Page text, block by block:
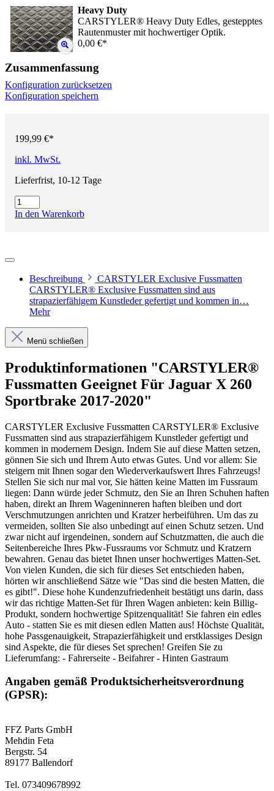
Heavy Duty
CARSTYLER® Heavy Duty Edles, gestepptes
Rautenmuster mit hochwertiger Optik.
0,00 €*
Zusammenfassung
Konfiguration zurücksetzen
Konfiguration speichern
199,99 €*
inkl. MwSt.
Lieferfrist, 10-12 Tage
In den Warenkorb
Beschreibung
CARSTYLER Exclusive Fussmatten
CARSTYLER® Exclusive Fussmatten sind aus
strapazierfähigem Kunstleder gefertigt und kommen in…
Mehr
Menü schließen
Produktinformationen "CARSTYLER®
Fussmatten Geeignet Für Jaguar X 260
Sportbrake 2017-2020"
CARSTYLER Exclusive Fussmatten CARSTYLER® Exclusive
Fussmatten sind aus strapazierfähigem Kunstleder gefertigt und
kommen in modernem Design. Indem Sie auf diese Matten setzen,
gönnen Sie sich und Ihrem Auto etwas Gutes. Und vor allem: Sie
steigern mit Ihnen sogar den Wiederverkaufswert Ihres Fahrzeugs!
Stellen Sie sich nur mal vor, Sie hätten keine Matten im Fussraum
liegen: Dann würde jeder Schmutz, den Sie an Ihren Schuhen haften
haben, direkt an Ihrem Wageninneren haften bleiben und dort
Verschmutzungen anrichten und Kratzer herbeiführen. Um das zu
vermeiden, sollten Sie also unbedingt auf einen Schutz setzen. Und
zwar nicht auf irgendeinen, sondern auf Schutzmatten, die auch die
Seitenbereiche Ihres Pkw-Fussraums vor Schmutz und Kratzern
bewahren. Genau das bietet Ihnen unser hochwertiges Matten-Set.
Von vielen Kunden, die sich für dieses Set entschieden haben,
hörten wir anschließend Sätze wie "Das sind die besten Matten, die
es gibt!". Diese hohe Kundenzufriedenheit bestätigt uns darin, dass
wir das richtige Matten-Set für Ihren Wagen anbieten: kein Billig-
Produkt, sondern hochwertige Spitzenqualität! Sie fahren ein edles
Auto - statten Sie es mit diesen edlen Matten aus! Höchste Qualität,
hohe Passgenauigkeit, Strapazierfähigkeit und erstklassiges Design
sind Aspekte, die für dieses Set sprechen! Greifen Sie zu
Lieferumfang: - Fahrerseite - Beifahrer - Hinten Gastraum
Angaben gemäß Produktsicherheitsverordnung
(GPSR):
FFZ Parts GmbH
Mehdin Feta
Bergstr. 54
89177 Ballendorf
Tel. 073409678992